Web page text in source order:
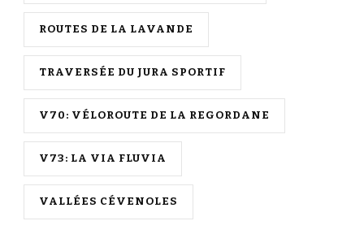
ROUTES DE LA LAVANDE
TRAVERSÉE DU JURA SPORTIF
V70: VÉLOROUTE DE LA REGORDANE
V73: LA VIA FLUVIA
VALLÉES CÉVENOLES